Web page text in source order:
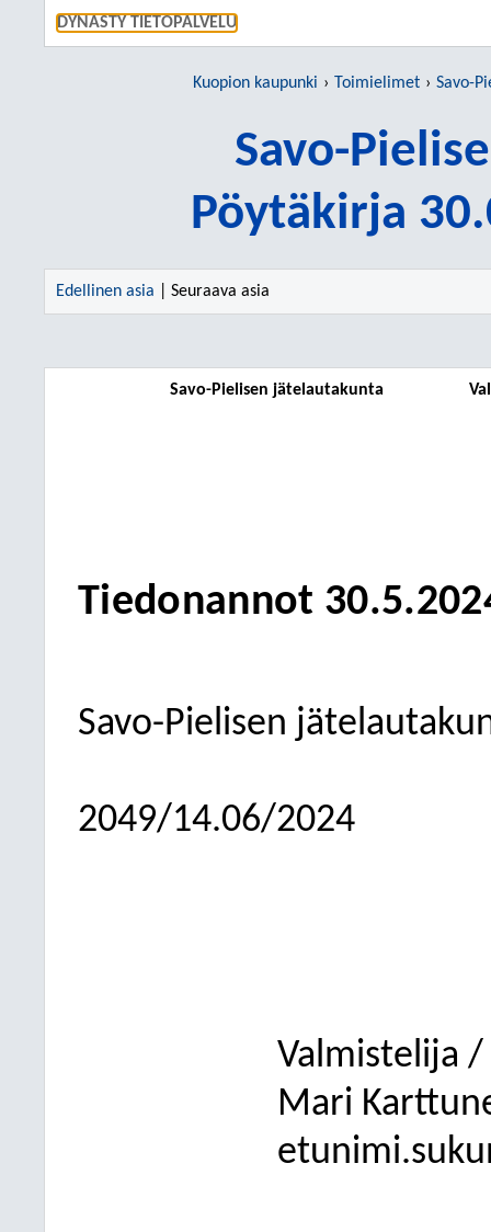
DYNASTY TIETOPALVELU
Kuopion kaupunki Toimielimet Savo-
Savo-
Pöytäkirja
Edellinen asia | Seuraava asia
Savo-Pielisen jätelautakunta
Tiedonannot
Savo-Pielisen
2049/14.06/2024
Valmistelija
Mari